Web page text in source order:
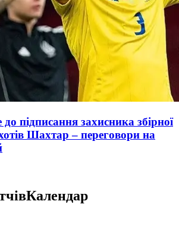
підписання захисника збірної
Шахтар – переговори на
Календар